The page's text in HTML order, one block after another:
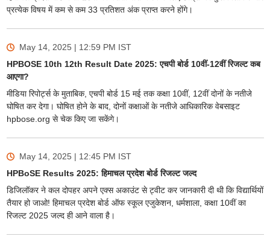
प्रत्येक विषय में कम से कम 33 प्रतिशत अंक प्राप्त करने होंगे।
May 14, 2025 | 12:59 PM IST
HPBOSE 10th 12th Result Date 2025: एचपी बोर्ड 10वीं-12वीं रिजल्ट कब
आएगा?
मीडिया रिपोर्ट्स के मुताबिक, एचपी बोर्ड 15 मई तक कक्षा 10वीं, 12वीं दोनों के नतीजे
घोषित कर देगा। घोषित होने के बाद, दोनों कक्षाओं के नतीजे आधिकारिक वेबसाइट
hpbose.org से चेक किए जा सकेंगे।
May 14, 2025 | 12:45 PM IST
HPBoSE Results 2025: हिमाचल प्रदेश बोर्ड रिजल्ट जल्द
डिजिलॉकर ने कल दोपहर अपने एक्स अकाउंट से ट्वीट कर जानकारी दी थी कि विद्यार्थियों
तैयार हो जाओ! हिमाचल प्रदेश बोर्ड ऑफ स्कूल एजुकेशन, धर्मशाला, कक्षा 10वीं का
रिजल्ट 2025 जल्द ही आने वाला है।